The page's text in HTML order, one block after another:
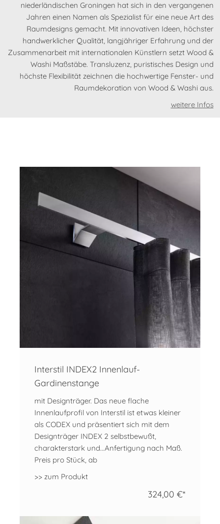
niederländischen Groningen hat sich in den vergangenen
Jahren einen Namen als Spezialist für eine neue Art des
Raumdesigns gemacht. Mit innovativen Ideen, höchster
handwerklicher Qualität, langjähriger Erfahrung und der
Zusammenarbeit mit internationalen Künstlern setzt Wood &
Washi Maßstäbe. Transluzenz, puristisches Design und
höchste Flexibilität zeichnen die hochwertige Fenster- und
Raumdekoration von Wood & Washi aus.
weitere Infos
Interstil INDEX2 Innenlauf-
Gardinenstange
mit Designträger. Das neue flache
Innenlaufprofil von Interstil ist etwas kleiner
als CODEX und präsentiert sich mit dem
Designträger INDEX 2 selbstbewußt,
charakterstark und...Anfertigung nach Maß.
Preis pro Stück, ab
>> zum Produkt
324,00 €*